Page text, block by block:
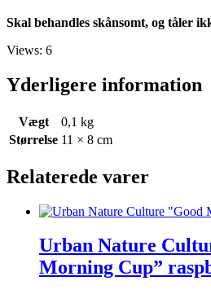
Skal behandles skånsomt, og tåler
Views: 6
Yderligere information
Vægt
0,1 kg
Størrelse 11 × 8 cm
Relaterede varer
Urban Nature
Morning Cup”